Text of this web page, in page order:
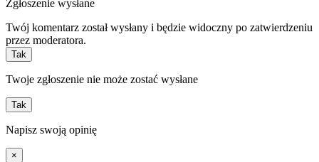
Zgłoszenie wysłane
Twój komentarz został wysłany i będzie widoczny po zatwierdzeniu
przez moderatora.
Tak
Twoje zgłoszenie nie może zostać wysłane
Tak
Napisz swoją opinię
×